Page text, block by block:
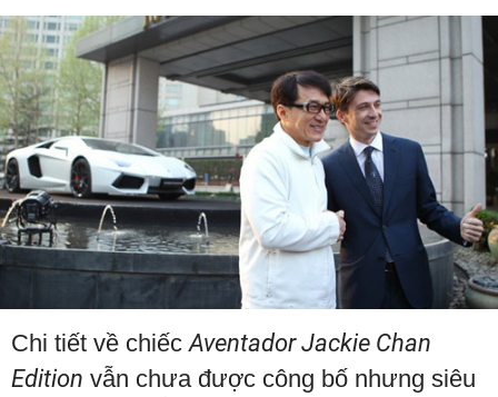
Chi tiết về chiếcAventador Jackie Chan
Edition vẫn chưa được công bố nhưng siêu